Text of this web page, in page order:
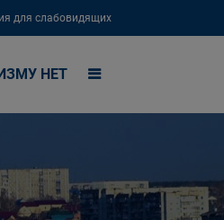
для слабовидящих
НЕТ